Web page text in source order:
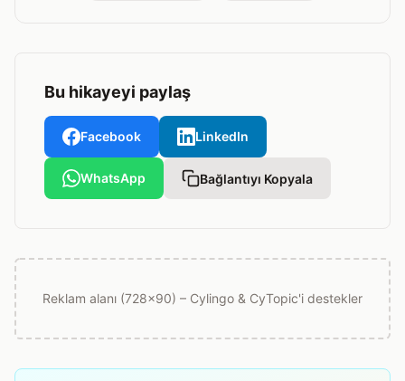
Bu hikayeyi paylaş
Facebook LinkedIn
WhatsApp Bağlantıyı Kopyala
Reklam alanı (728x90) – Cylingo & CyTopic'i destekler